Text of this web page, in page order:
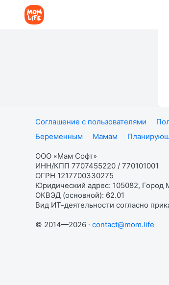
Соглашение с пользователями
Беременным
Мамам
ООО «Мам Софт»
ИНН/КПП 7707455220 / 770101001
ОГРН 1217700330275
Юридический адрес: 105082, Город
ОКВЭД (основной): 62.01
Вид ИТ-деятельности согласно
© 2014—2026 · contact@mom.life